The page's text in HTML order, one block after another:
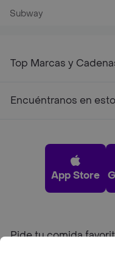
Subway
Top Marcas y
Encuéntranos en
App Store
Pide tu comida